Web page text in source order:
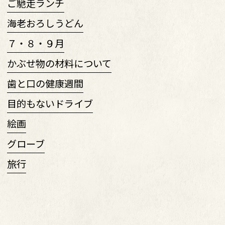
ご馳走ランチ
海老おろしうどん
７・８・９月
かぶせ物の材料について
歯と口の健康週間
目的もないドライブ
絵画
グローブ
旅行